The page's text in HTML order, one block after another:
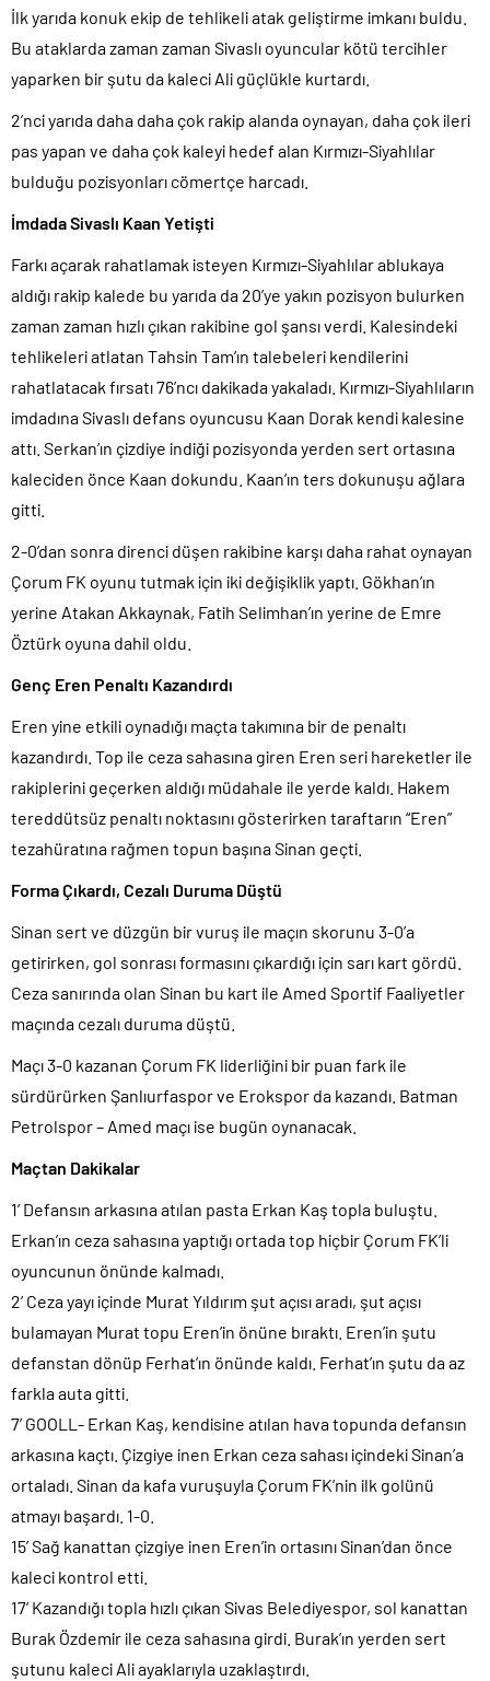
İlk yarıda konuk ekip de tehlikeli atak geliştirme imkanı buldu.
Bu ataklarda zaman zaman Sivaslı oyuncular kötü tercihler
yaparken bir şutu da kaleci Ali güçlükle kurtardı.
2’nci yarıda daha daha çok rakip alanda oynayan, daha çok ileri
pas yapan ve daha çok kaleyi hedef alan Kırmızı-Siyahlılar
bulduğu pozisyonları cömertçe harcadı.
İmdada Sivaslı Kaan Yetişti
Farkı açarak rahatlamak isteyen Kırmızı-Siyahlılar ablukaya
aldığı rakip kalede bu yarıda da 20’ye yakın pozisyon bulurken
zaman zaman hızlı çıkan rakibine gol şansı verdi. Kalesindeki
tehlikeleri atlatan Tahsin Tam’ın talebeleri kendilerini
rahatlatacak fırsatı 76’ncı dakikada yakaladı. Kırmızı-Siyahlıların
imdadına Sivaslı defans oyuncusu Kaan Dorak kendi kalesine
attı. Serkan’ın çizdiye indiği pozisyonda yerden sert ortasına
kaleciden önce Kaan dokundu. Kaan’ın ters dokunuşu ağlara
gitti.
2-0’dan sonra direnci düşen rakibine karşı daha rahat oynayan
Çorum FK oyunu tutmak için iki değişiklik yaptı. Gökhan’ın
yerine Atakan Akkaynak, Fatih Selimhan’ın yerine de Emre
Öztürk oyuna dahil oldu.
Genç Eren Penaltı Kazandırdı
Eren yine etkili oynadığı maçta takımına bir de penaltı
kazandırdı. Top ile ceza sahasına giren Eren seri hareketler ile
rakiplerini geçerken aldığı müdahale ile yerde kaldı. Hakem
tereddütsüz penaltı noktasını gösterirken taraftarın “Eren”
tezahüratına rağmen topun başına Sinan geçti.
Forma Çıkardı, Cezalı Duruma Düştü
Sinan sert ve düzgün bir vuruş ile maçın skorunu 3-0’a
getirirken, gol sonrası formasını çıkardığı için sarı kart gördü.
Ceza sanırında olan Sinan bu kart ile Amed Sportif Faaliyetler
maçında cezalı duruma düştü.
Maçı 3-0 kazanan Çorum FK liderliğini bir puan fark ile
sürdürürken Şanlıurfaspor ve Erokspor da kazandı. Batman
Petrolspor – Amed maçı ise bugün oynanacak.
Maçtan Dakikalar
1’ Defansın arkasına atılan pasta Erkan Kaş topla buluştu.
Erkan’ın ceza sahasına yaptığı ortada top hiçbir Çorum FK’li
oyuncunun önünde kalmadı.
2’ Ceza yayı içinde Murat Yıldırım şut açısı aradı, şut açısı
bulamayan Murat topu Eren’in önüne bıraktı. Eren’in şutu
defanstan dönüp Ferhat’ın önünde kaldı. Ferhat’ın şutu da az
farkla auta gitti.
7’ GOOLL- Erkan Kaş, kendisine atılan hava topunda defansın
arkasına kaçtı. Çizgiye inen Erkan ceza sahası içindeki Sinan’a
ortaladı. Sinan da kafa vuruşuyla Çorum FK’nin ilk golünü
atmayı başardı. 1-0.
15’ Sağ kanattan çizgiye inen Eren’in ortasını Sinan’dan önce
kaleci kontrol etti.
17’ Kazandığı topla hızlı çıkan Sivas Belediyespor, sol kanattan
Burak Özdemir ile ceza sahasına girdi. Burak’ın yerden sert
şutunu kaleci Ali ayaklarıyla uzaklaştırdı.